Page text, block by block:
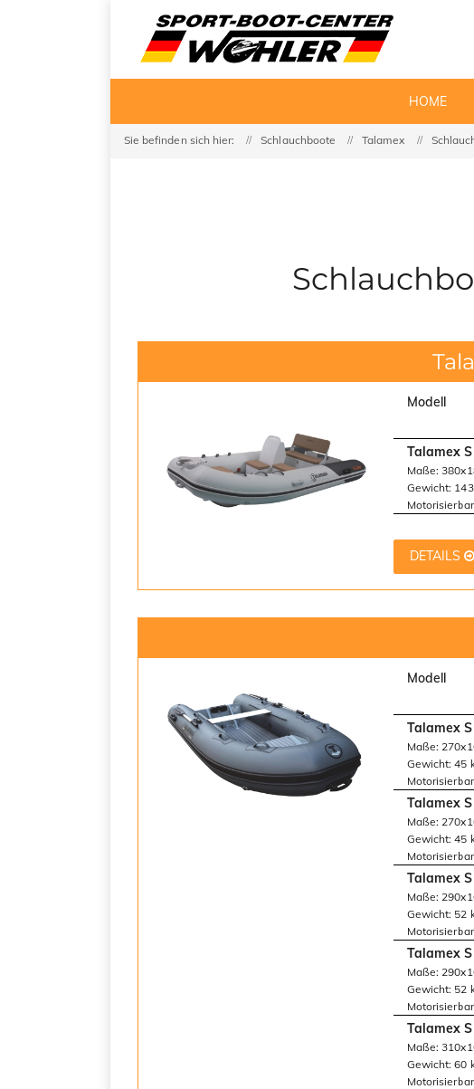
HOME
Sie befinden sich hier: Schlauchboote Talamex
Modell
Talamex
Maße:
Gewicht:
DETAILS
Modell
Talamex
Maße:
Gewicht: 45
Talamex
Maße:
Gewicht: 45
Talamex
Maße:
Gewicht: 52
Talamex
Maße:
Gewicht: 52
Talamex
Maße:
Gewicht: 60